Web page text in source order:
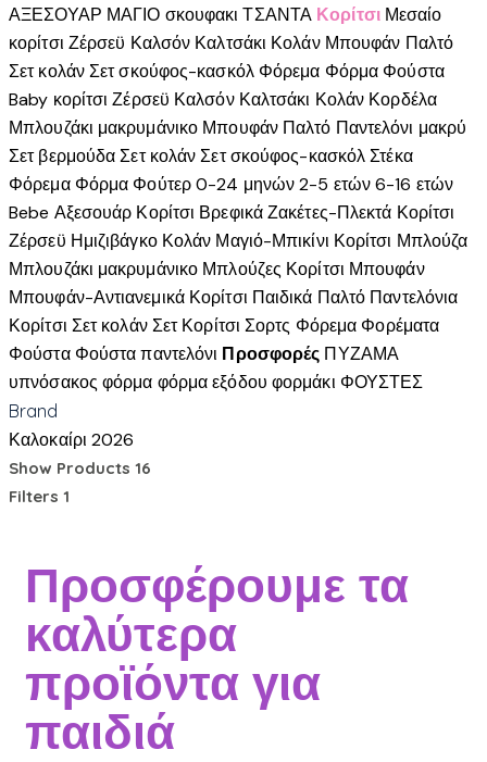
ΑΞΕΣΟΥΑΡ ΜΑΓΙΟ σκουφακι ΤΣΑΝΤΑ Κορίτσι Μεσαίο
κορίτσι Ζέρσεϋ Καλσόν Καλτσάκι Κολάν Μπουφάν Παλτό
Σετ κολάνΣετ σκούφος-κασκόλ Φόρεμα Φόρμα Φούστα
Baby κορίτσι Ζέρσεϋ Καλσόν Καλτσάκι Κολάν Κορδέλα
Μπλουζάκι μακρυμάνικο Μπουφάν Παλτό Παντελόνι μακρύ
Σετ βερμούδα Σετ κολάν Σετ σκούφος-κασκόλ Στέκα
Φόρεμα Φόρμα Φούτερ0-24 μηνών2-5 ετών6-16 ετών
Bebe Αξεσουάρ Κορίτσι ΒρεφικάΖακέτες-Πλεκτά Κορίτσι
Ζέρσεϋ Ημιζιβάγκο Κολάν Μαγιό-Μπικίνι Κορίτσι Μπλούζα
Μπλουζάκι μακρυμάνικο Μπλούζες Κορίτσι Μπουφάν
Μπουφάν-Αντιανεμικά Κορίτσι Παιδικά Παλτό Παντελόνια
Κορίτσι Σετ κολάν Σετ Κορίτσι Σορτς Φόρεμα Φορέματα
Φούστα Φούστα παντελόνι Προσφορές ΠΥΖΑΜΑ
υπνόσακος φόρμα φόρμα εξόδου φορμάκι ΦΟΥΣΤΕΣ
Brand
Καλοκαίρι 2026
Show Products 16
Filters 1
Προσφέρουμε τα
καλύτερα
προϊόντα για
παιδιά